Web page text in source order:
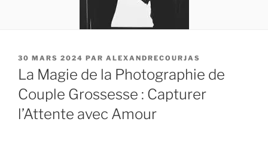
PUBLIÉ
LE
30 MARS 2024 PAR ALEXANDRECOURJAS
La Magie de la Photographie de
Couple Grossesse : Capturer
l’Attente avec Amour